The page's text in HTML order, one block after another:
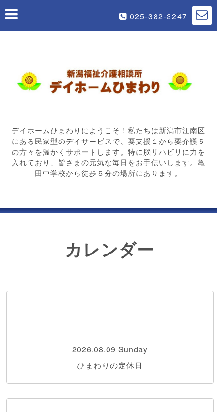
025-382-3247
デイホームひまわりにようこそ！私たちは新潟市江南区
にある民家型のデイサービスで、要支援１から要介護５
の方々を温かくサポートします。特に脳リハビリに力を
入れており、皆さまの元気な毎日をお手伝いします。亀
田中学校から徒歩５分の場所にあります。
カレンダー
2026.08.09 Sunday
ひまわりの定休日